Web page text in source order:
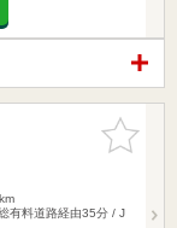
お気に入
りに追加
有料道路経由35分 / J